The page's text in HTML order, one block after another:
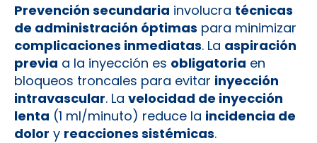
Prevención secundaria involucra técnicas
de administración óptimas para minimizar
complicaciones inmediatas. La aspiración
previa a la inyección es obligatoria en
bloqueos troncales para evitar inyección
intravascular. La velocidad de inyección
lenta (1 ml/minuto) reduce la incidencia de
dolor y reacciones sistémicas.